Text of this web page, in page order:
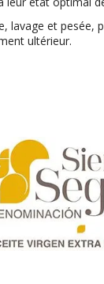
lavage et pesée,
ultérieur.